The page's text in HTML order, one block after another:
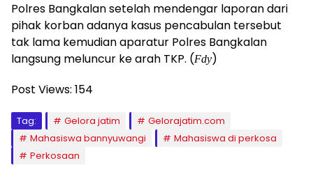
Polres Bangkalan setelah mendengar laporan dari
pihak korban adanya kasus pencabulan tersebut
tak lama kemudian aparatur Polres Bangkalan
langsung meluncur ke arah TKP. (Fdy)
Post Views: 154
Tag: Gelora jatim
Gelorajatim.com
Mahasiswa bannyuwangi
Mahasiswa di perkosa
Perkosaan